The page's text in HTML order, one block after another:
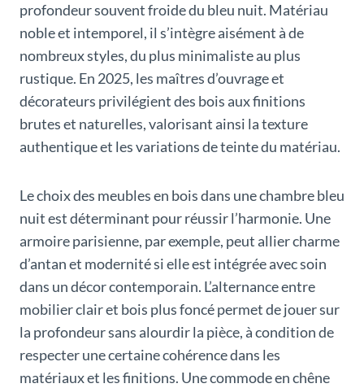
profondeur souvent froide du bleu nuit. Matériau
noble et intemporel, il s’intègre aisément à de
nombreux styles, du plus minimaliste au plus
rustique. En 2025, les maîtres d’ouvrage et
décorateurs privilégient des bois aux finitions
brutes et naturelles, valorisant ainsi la texture
authentique et les variations de teinte du matériau.
Le choix des meubles en bois dans une chambre bleu
nuit est déterminant pour réussir l’harmonie. Une
armoire parisienne, par exemple, peut allier charme
d’antan et modernité si elle est intégrée avec soin
dans un décor contemporain. L’alternance entre
mobilier clair et bois plus foncé permet de jouer sur
la profondeur sans alourdir la pièce, à condition de
respecter une certaine cohérence dans les
matériaux et les finitions. Une commode en chêne